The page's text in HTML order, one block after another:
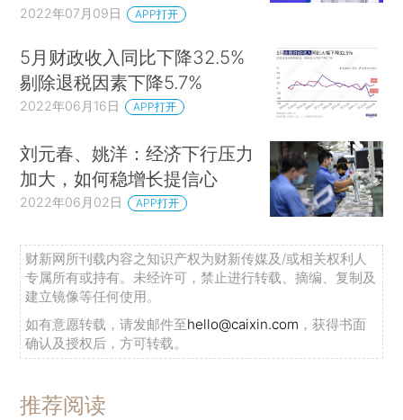
2022年07月09日 APP打开
5月财政收入同比下降32.5%
剔除退税因素下降5.7%
2022年06月16日 APP打开
刘元春、姚洋：经济下行压力
加大，如何稳增长提信心
2022年06月02日 APP打开
财新网所刊载内容之知识产权为财新传媒及/或相关权利人
专属所有或持有。未经许可，禁止进行转载、摘编、复制及
建立镜像等任何使用。
如有意愿转载，请发邮件至hello@caixin.com ，获得书面
确认及授权后，方可转载。
推荐阅读